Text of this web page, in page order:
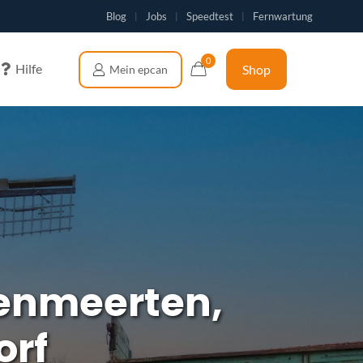
Blog | Jobs | Speedtest | Fernwartung
Hilfe
0
Shop